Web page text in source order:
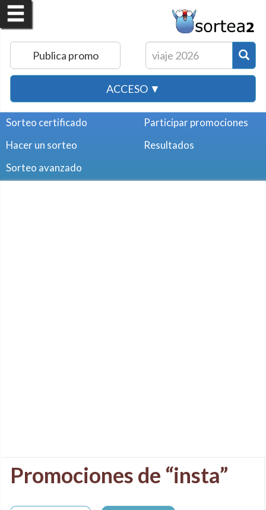
Publica promo
ACCESO ▼
Sorteo certificado
Hacer un sorteo
Sorteo avanzado
Participar promociones
Resultados
Promociones de “insta”